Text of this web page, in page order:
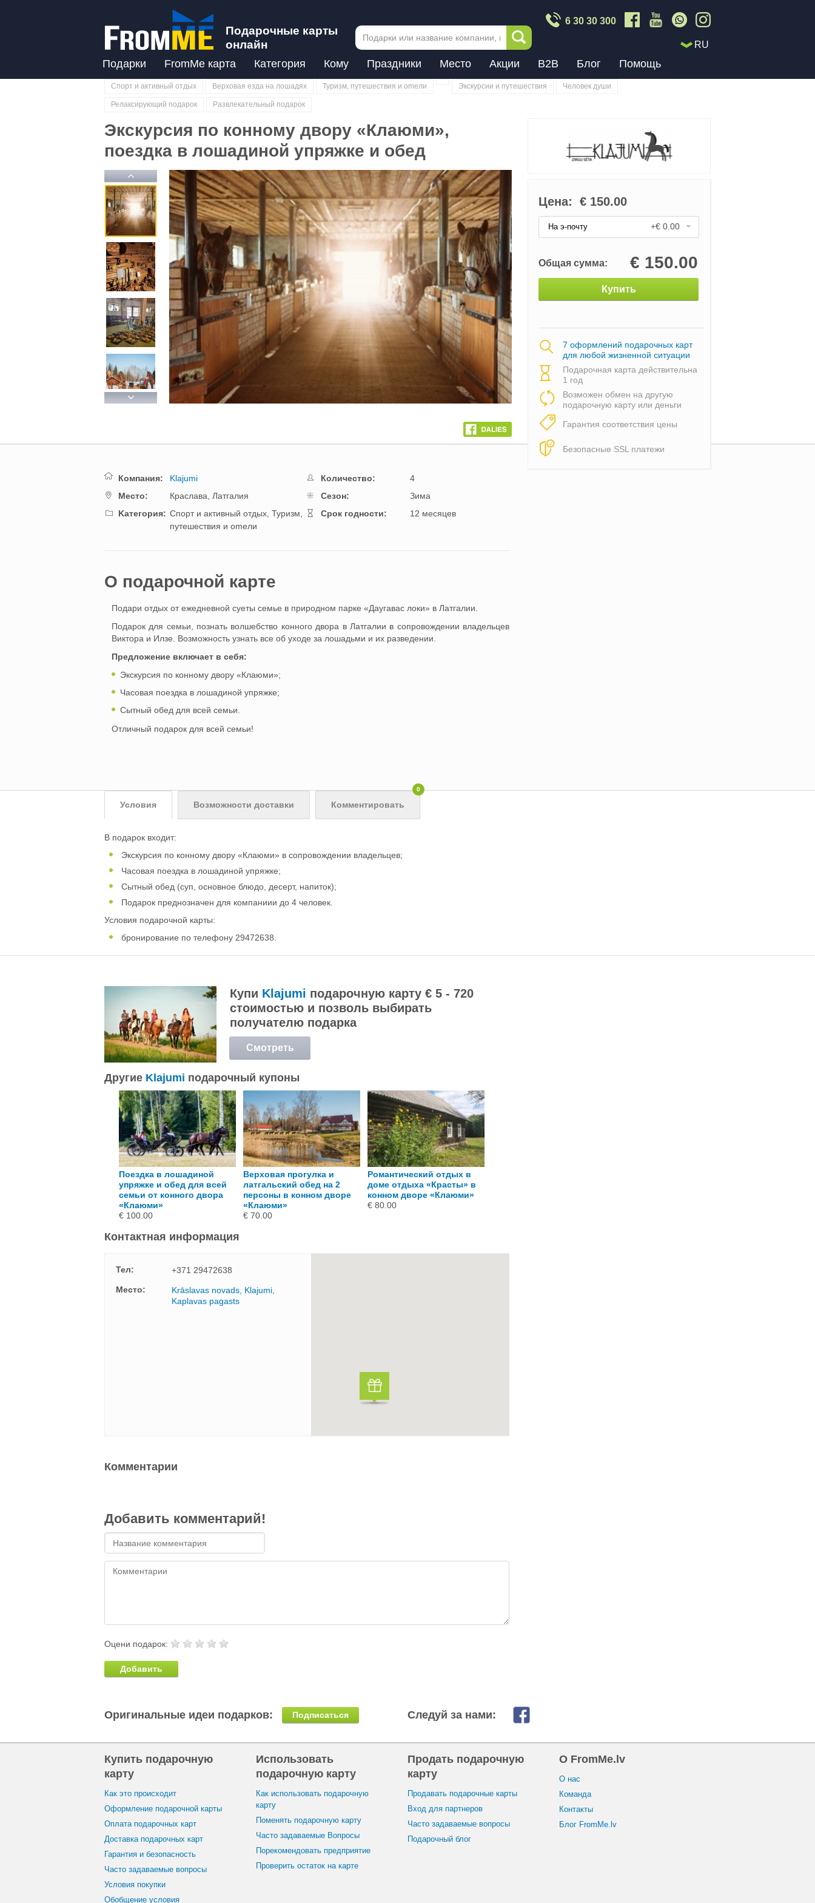
Подарочные карты
онлайн
6 30 30 300
RU
Подарки FromMe карта Категория Кому Праздники Место Акции B2B Блог Помощь
Спорт и активный отдых Верховая езда на лошадях Туризм, путешествия и оmели Экскурсии и путешествия Человек души
Релаксирующий подарок Развлекательный подарок
Экскурсия по конному двору «Клаюми»,
поездка в лошадиной упряжке и обед
Previous
Next
Previous
Цена: € 150.00
На э-почту +€ 0.00
Общая сумма: € 150.00
Купить
7 оформлений подарочных карт
для любой жизненной ситуации
Подарочная карта действительна
1 год
Возможен обмен на другую
подарочную карту или деньги
Гарантия соответствия цены
Безопасные SSL платежи
Компания:
Klajumi
Mестo:
Краслава,
Латгалия
Kатегория: Спорт и активный отдых, Туризм,
путешествия и оmели
Количество:
4
Cезон:
Зима
Cрок годности:
12 месяцев
O подарочной картe
Подари отдых от ежедневной суеты семье в природном парке «Даугавас локи» в Латгалии.
Подарок для семьи, познать волшебство конного двора в Латгалии в сопровождении владельцев
Виктора и Илзе. Возможность узнать все об уходе за лошадьми и их разведении.
Предложение включает в себя:
Экскурсия по конному двору «Клаюми»;
Часовая поездка в лошадиной упряжке;
Сытный обед для всей семьи.
Отличный подарок для всей семьи!
Условия Возможности доставки Комментировать
0
В подарок входит:
Экскурсия по конному двору «Клаюми» в сопровождении владельцев;
Часовая поездка в лошадиной упряжке;
Сытный обед (суп, основное блюдо, десерт, напиток);
Подарок преднозначен для компаниии до 4 человек.
Условия подарочной карты:
бронирование по телефону 29472638.
Купи Klajumi подарочную карту € 5 - 720
стоимостью и позволь выбирать
получателю подарка
Смотреть
Другие Klajumi подарочный купоны
Поездка в лошадиной
упряжке и обед для всей
семьи от конного двора
«Клаюми»
€ 100.00
Верховая прогулка и
латгальский обед на 2
персоны в конном дворе
«Клаюми»
€ 70.00
Романтический отдых в
доме отдыха «Красты» в
конном дворе «Клаюми»
€ 80.00
Контактная информация
Тел:
+371 29472638
Mесто:
Krāslavas novads, Klajumi,
Kaplavas pagasts
Комментарии
Добавить комментарий!
Оцени подарок:
Добавить
Следуй за нами:
Оригинальные идеи подарков: Подписаться
Купить подарочную
карту
Как это происходит
Оформление подарочной карты
Оплата подарочных карт
Доставка подарочных карт
Гарантия и безопасность
Часто задаваемые вопросы
Условия покупки
Oбобщение условия
Использовать
подарочную карту
Как использовать подарочную
карту
Поменять подарочную карту
Часто задаваемые Вопросы
Порекомендовать предприятие
Проверить остаток на карте
Продать подарочную
карту
Продавать подарочные карты
Вход для партнеров
Часто задаваемые вопросы
Подарочный блог
O FromMe.lv
O нас
Команда
Контакты
Блог FromMe.lv